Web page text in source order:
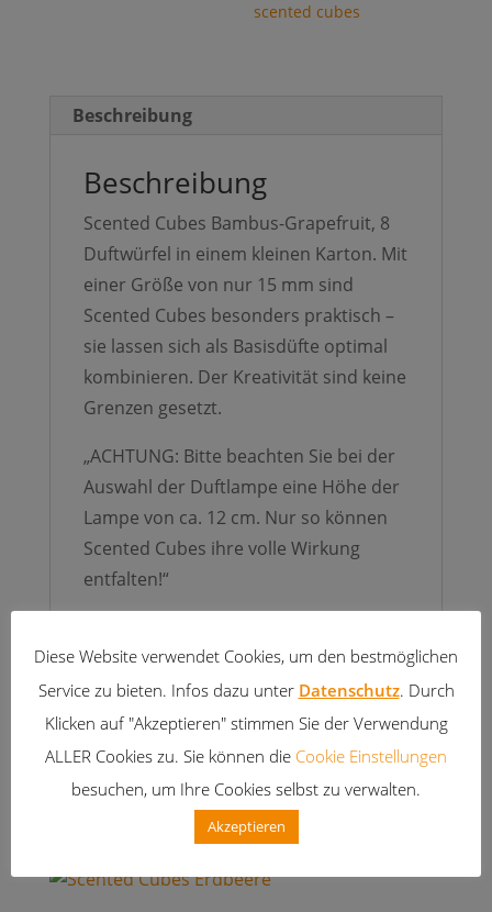
scented cubes
Beschreibung
Beschreibung
Scented Cubes Bambus-Grapefruit, 8
Duftwürfel in einem kleinen Karton. Mit
einer Größe von nur 15 mm sind
Scented Cubes besonders praktisch –
sie lassen sich als Basisdüfte optimal
kombinieren. Der Kreativität sind keine
Grenzen gesetzt.
„ACHTUNG: Bitte beachten Sie bei der
Auswahl der Duftlampe eine Höhe der
Lampe von ca. 12 cm. Nur so können
Scented Cubes ihre volle Wirkung
entfalten!“
ökologisch angebautem Palmwachs.
Dieser Rohstoff wächst nach und ist
sauber.
Ähnliche Produkte
Diese Website verwendet Cookies, um den bestmöglichen
Service zu bieten. Infos dazu unter Datenschutz. Durch
Klicken auf "Akzeptieren" stimmen Sie der Verwendung
ALLER Cookies zu. Sie können die Cookie Einstellungen
besuchen, um Ihre Cookies selbst zu verwalten.
Akzeptieren